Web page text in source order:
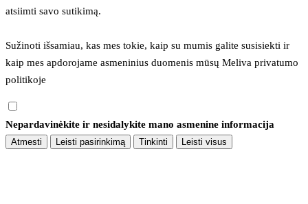
atsiimti savo sutikimą.
Sužinoti išsamiau, kas mes tokie, kaip su mumis galite susisiekti ir
kaip mes apdorojame asmeninius duomenis mūsų Meliva privatumo
politikoje
Nepardavinėkite ir nesidalykite mano asmenine informacija
Atmesti Leisti pasirinkimą Tinkinti Leisti visus